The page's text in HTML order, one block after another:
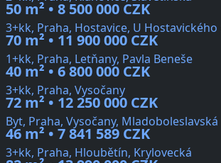
50 m² • 8 500 000 CZK
3+kk, Praha, Hostavice, U
70 m² • 11 900 000 CZK
1+kk, Praha, Letňany, Pavla Beneše
40 m² • 6 800 000 CZK
3+kk, Praha, Vysočany
72 m² • 12 250 000 CZK
Byt, Praha, Vysočany, Mladoboleslavská
46 m² • 7 841 589 CZK
3+kk, Praha, Hloubětín, Krylovecká